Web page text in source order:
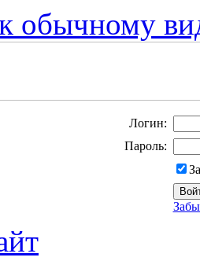
обычному
Логин:
Пароль: